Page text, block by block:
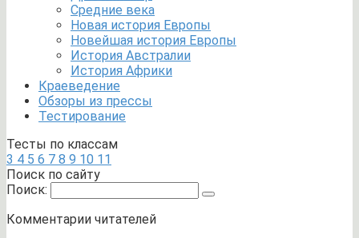
Средние века
Новая история Европы
Новейшая история Европы
История Австралии
История Африки
Краеведение
Обзоры из прессы
Тестирование
Тесты по классам
3 4 5 6 7 8 9 10 11
Поиск по сайту
Поиск:
Комментарии читателей